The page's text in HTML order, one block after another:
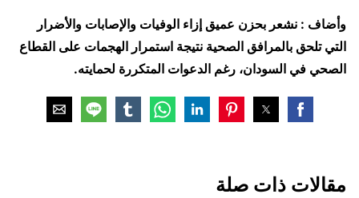
وأضاف : نشعر بحزن عميق إزاء الوفيات والإصابات والأضرار
التي تلحق بالمرافق الصحية نتيجة استمرار الهجمات على القطاع
الصحي في السودان، رغم الدعوات المتكررة لحمايته.
مقالات ذات صلة